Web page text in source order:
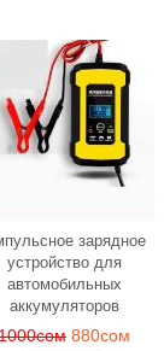
зарядное
устройство для
автомобильных
аккумуляторов
880сом